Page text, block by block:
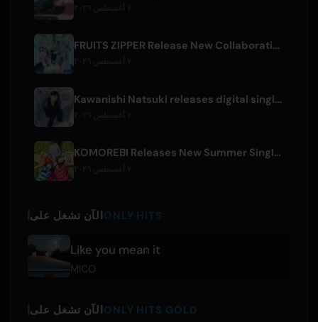
FRUITS ZIPPER Release New Collaboration Song '1,2,3,FOOOOUR'
Kawanishi Natsuki releases digital single 'Sayonara wa Ichiban Kirei na Atashi de'
KOMOREBI Releases New Summer Single 'Letsu Natsu'
الآن تشغل علىONLY HITS
Like you mean it
MICO
الآن تشغل علىONLY HITS GOLD